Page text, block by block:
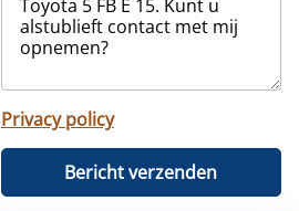
Privacy policy
Bericht verzenden